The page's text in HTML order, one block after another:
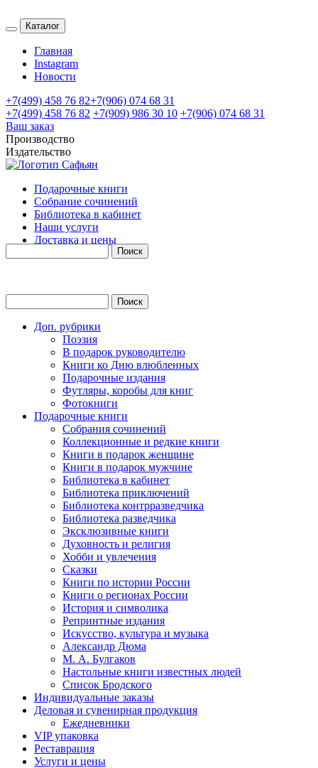
Каталог
Главная
Instagram
Новости
+7(499) 458 76 82+7(906) 074 68 31
+7(499) 458 76 82 +7(909) 986 30 10 +7(906) 074 68 31
Ваш заказ
Производство
Издательство
Подарочные книги
Собрание сочинений
Библиотека в кабинет
Наши услуги
Доставка и цены
Поиск
Доп. рубрики
Поэзия
В подарок руководителю
Книги ко Дню влюбленных
Подарочные издания
Футляры, коробы для книг
Фотокниги
Подарочные книги
Собрания сочинений
Коллекционные и редкие книги
Книги в подарок женщине
Книги в подарок мужчине
Библиотека в кабинет
Библиотека приключений
Библиотека контрразведчика
Библиотека разведчика
Эксклюзивные книги
Духовность и религия
Хобби и увлечения
Сказки
Книги по истории России
Книги о регионах России
История и символика
Репринтные издания
Искусство, культура и музыка
Александр Дюма
М. А. Булгаков
Настольные книги известных людей
Список Бродского
Индивидуальные заказы
Деловая и сувенирная продукция
Ежедневники
VIP упаковка
Реставрация
Услуги и цены